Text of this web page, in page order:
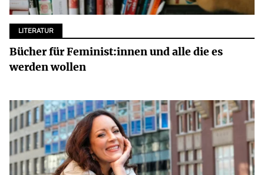
LITERATUR
Bücher für Feminist:innen und alle die es
werden wollen